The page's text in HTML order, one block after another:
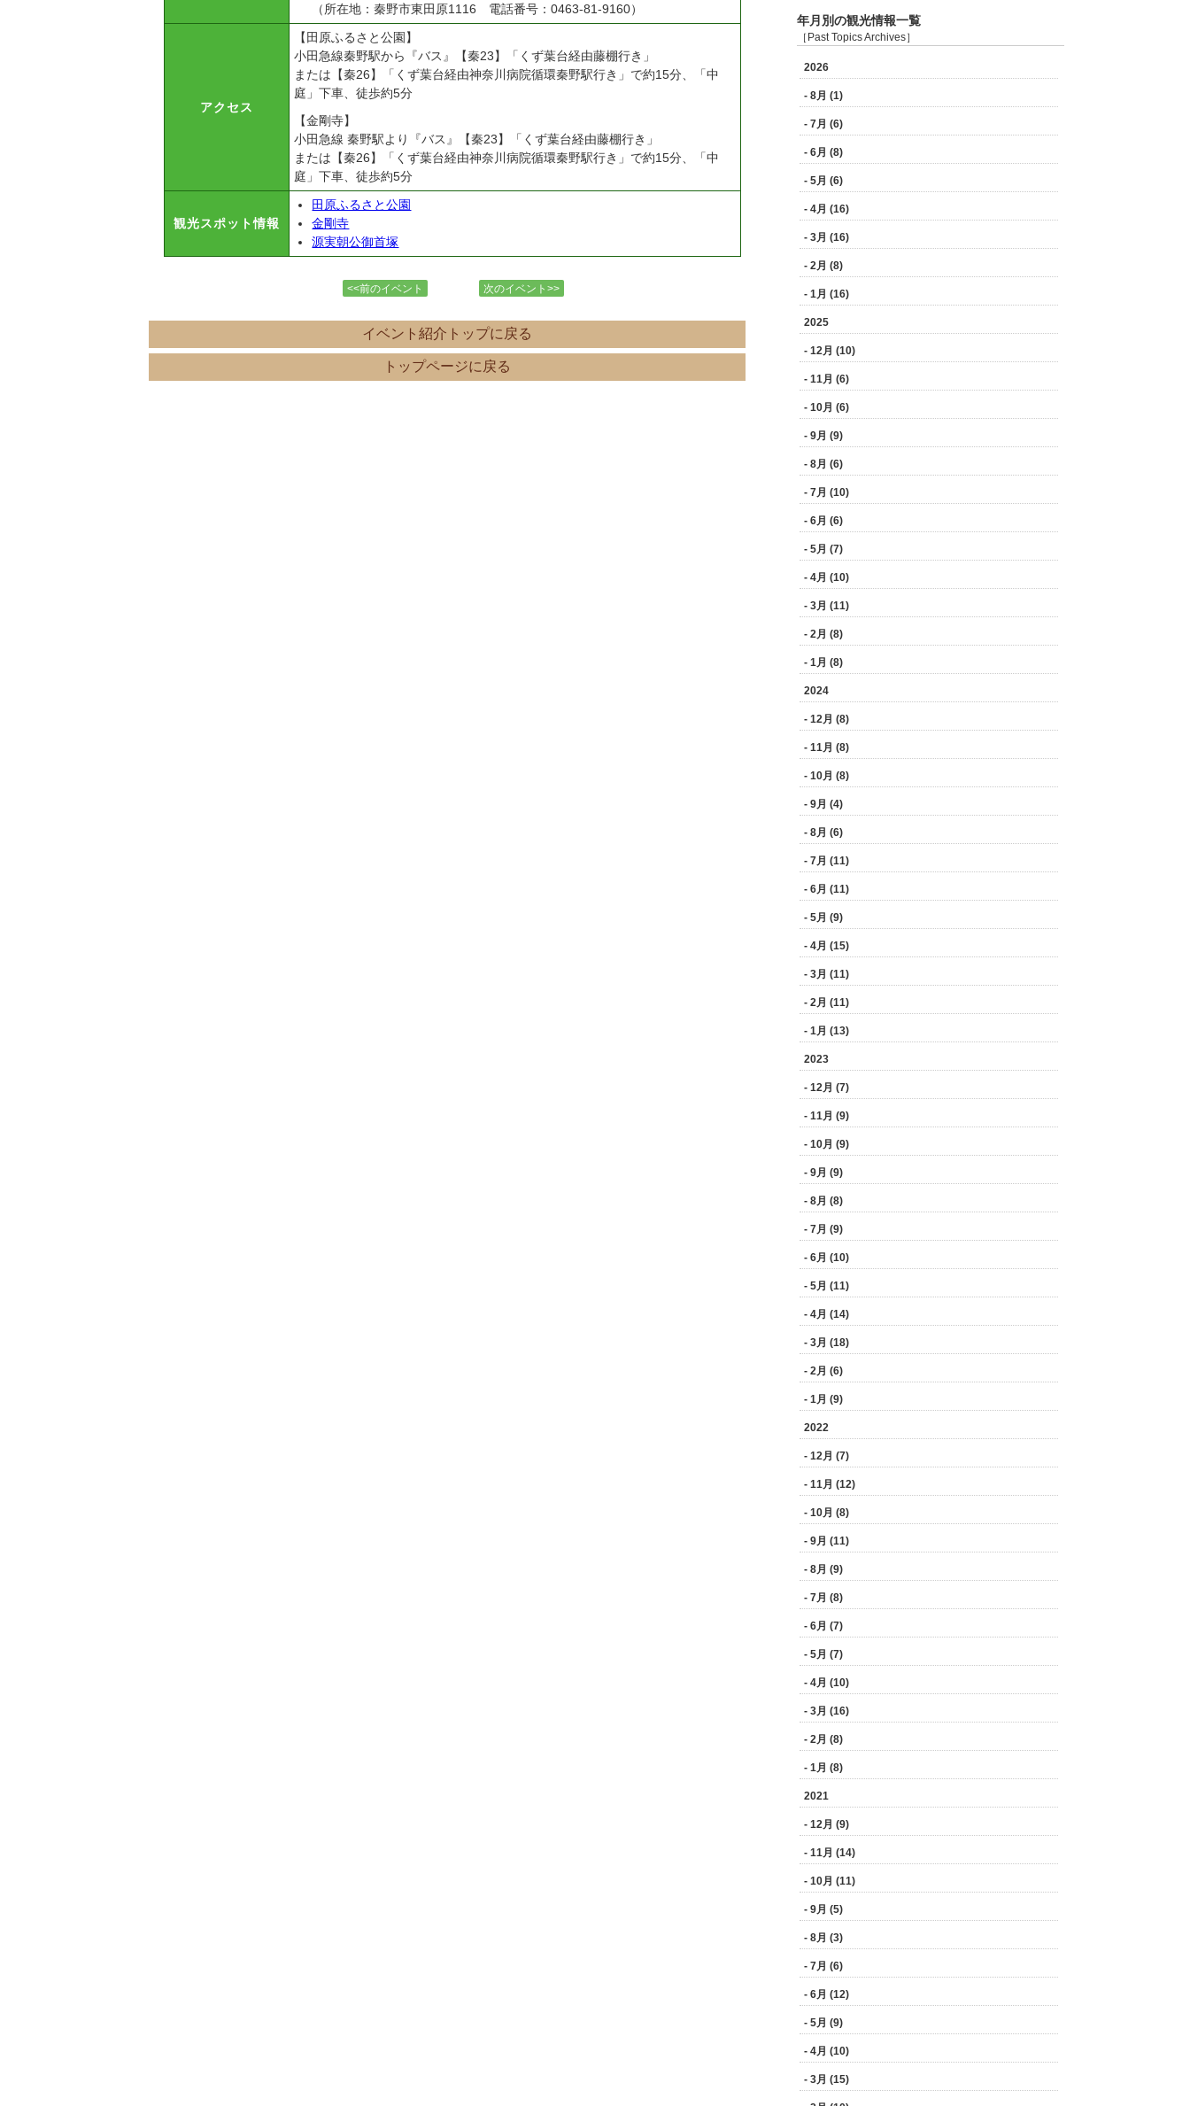
（所在地：秦野市東田原1116 電話番号：0463-81-9160）
アクセス
【田原ふるさと公園】
小田急線秦野駅から『バス』【秦23】「くず葉台経由藤棚行き」
または【秦26】「くず葉台経由神奈川病院循環秦野駅行き」で約15分、「中
庭」下車、徒歩約5分
【金剛寺】
小田急線 秦野駅より『バス』【秦23】「くず葉台経由藤棚行き」
または【秦26】「くず葉台経由神奈川病院循環秦野駅行き」で約15分、「中
庭」下車、徒歩約5分
観光スポット情報
田原ふるさと公園
金剛寺
源実朝公御首塚
<<前のイベント 次のイベント>>
イベント紹介トップに戻る
トップページに戻る
年月別の観光情報一覧
［Past Topics Archives］
2026
- 8月 (1)
- 7月 (6)
- 6月 (8)
- 5月 (6)
- 4月 (16)
- 3月 (16)
- 2月 (8)
- 1月 (16)
2025
- 12月 (10)
- 11月 (6)
- 10月 (6)
- 9月 (9)
- 8月 (6)
- 7月 (10)
- 6月 (6)
- 5月 (7)
- 4月 (10)
- 3月 (11)
- 2月 (8)
- 1月 (8)
2024
- 12月 (8)
- 11月 (8)
- 10月 (8)
- 9月 (4)
- 8月 (6)
- 7月 (11)
- 6月 (11)
- 5月 (9)
- 4月 (15)
- 3月 (11)
- 2月 (11)
- 1月 (13)
2023
- 12月 (7)
- 11月 (9)
- 10月 (9)
- 9月 (9)
- 8月 (8)
- 7月 (9)
- 6月 (10)
- 5月 (11)
- 4月 (14)
- 3月 (18)
- 2月 (6)
- 1月 (9)
2022
- 12月 (7)
- 11月 (12)
- 10月 (8)
- 9月 (11)
- 8月 (9)
- 7月 (8)
- 6月 (7)
- 5月 (7)
- 4月 (10)
- 3月 (16)
- 2月 (8)
- 1月 (8)
2021
- 12月 (9)
- 11月 (14)
- 10月 (11)
- 9月 (5)
- 8月 (3)
- 7月 (6)
- 6月 (12)
- 5月 (9)
- 4月 (10)
- 3月 (15)